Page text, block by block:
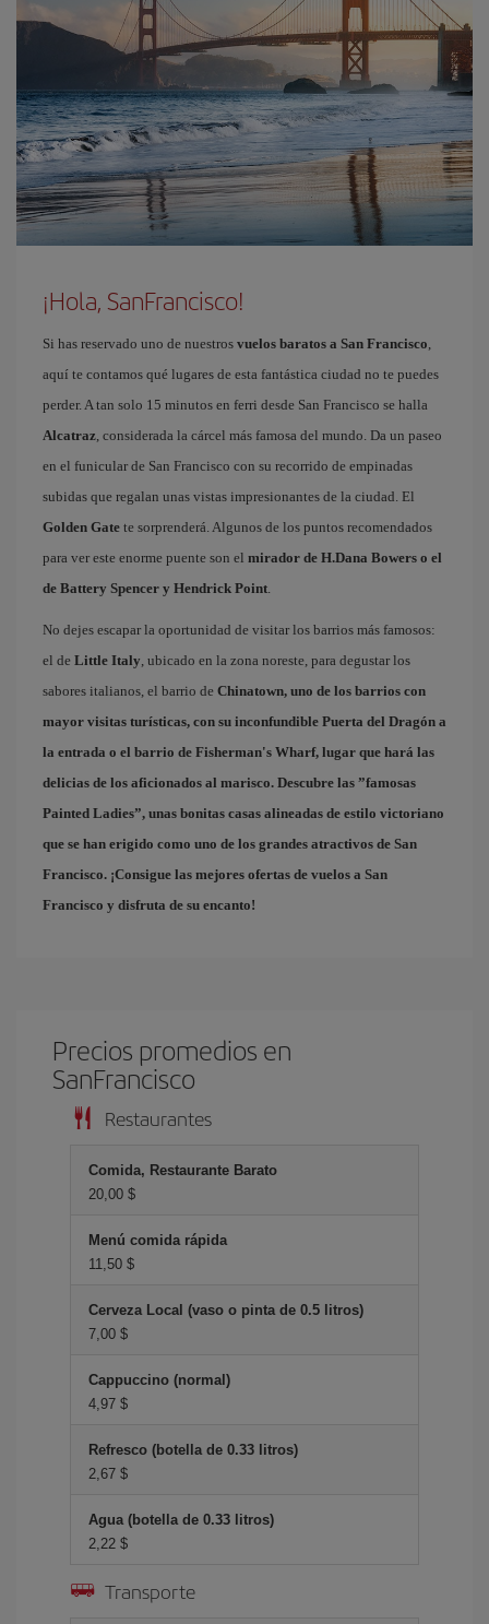
¡Hola, SanFrancisco!
Si has reservado uno de nuestros vuelos baratos a San Francisco,
aquí te contamos qué lugares de esta fantástica ciudad no te puedes
perder. A tan solo 15 minutos en ferri desde San Francisco se halla
Alcatraz, considerada la cárcel más famosa del mundo. Da un paseo
en el funicular de San Francisco con su recorrido de empinadas
subidas que regalan unas vistas impresionantes de la ciudad. El
Golden Gate te sorprenderá. Algunos de los puntos recomendados
para ver este enorme puente son el mirador de H.Dana Bowers o el
de Battery Spencer y Hendrick Point.
No dejes escapar la oportunidad de visitar los barrios más famosos:
el de Little Italy, ubicado en la zona noreste, para degustar los
sabores italianos, el barrio de Chinatown, uno de los barrios con
mayor visitas turísticas, con su inconfundible Puerta del Dragón a
la entrada o el barrio de Fisherman's Wharf, lugar que hará las
delicias de los aficionados al marisco. Descubre las ”famosas
Painted Ladies”, unas bonitas casas alineadas de estilo victoriano
que se han erigido como uno de los grandes atractivos de San
Francisco. ¡Consigue las mejores ofertas de vuelos a San
Francisco y disfruta de su encanto!
Precios promedios en
SanFrancisco
Restaurantes
Comida, Restaurante Barato
20,00 $
Menú comida rápida
11,50 $
Cerveza Local (vaso o pinta de 0.5 litros)
7,00 $
Cappuccino (normal)
4,97 $
Refresco (botella de 0.33 litros)
2,67 $
Agua (botella de 0.33 litros)
2,22 $
Transporte